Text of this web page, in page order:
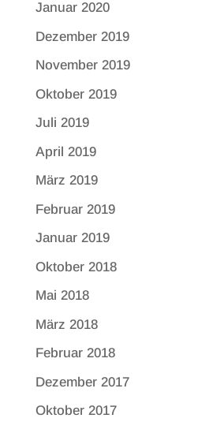
Januar 2020
Dezember 2019
November 2019
Oktober 2019
Juli 2019
April 2019
März 2019
Februar 2019
Januar 2019
Oktober 2018
Mai 2018
März 2018
Februar 2018
Dezember 2017
Oktober 2017